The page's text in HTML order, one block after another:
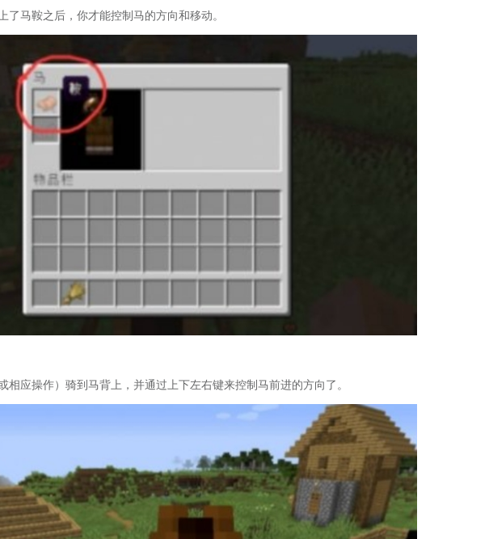
了马鞍之后，你才能控制马的方向和移动。
相应操作）骑到马背上，并通过上下左右键来控制马前进的方向了。